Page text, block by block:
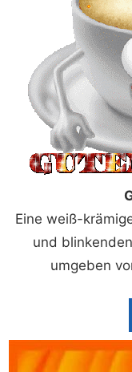
Eine weiß-
und
umgeben